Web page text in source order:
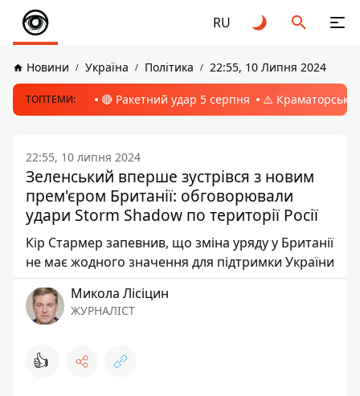
RU
Новини Україна Політика 22:55, 10 Липня 2024
ТОПТЕМИ: 🔴 Ракетний удар 5 серпня ⚠️ Краматорськ,
22:55, 10 липня 2024
Зеленський вперше зустрівся з новим
прем'єром Британії: обговорювали
удари Storm Shadow по території Росії
Кір Стармер запевнив, що зміна уряду у Британії
не має жодного значення для підтримки України
Микола Лісіцин
ЖУРНАЛІСТ
👍